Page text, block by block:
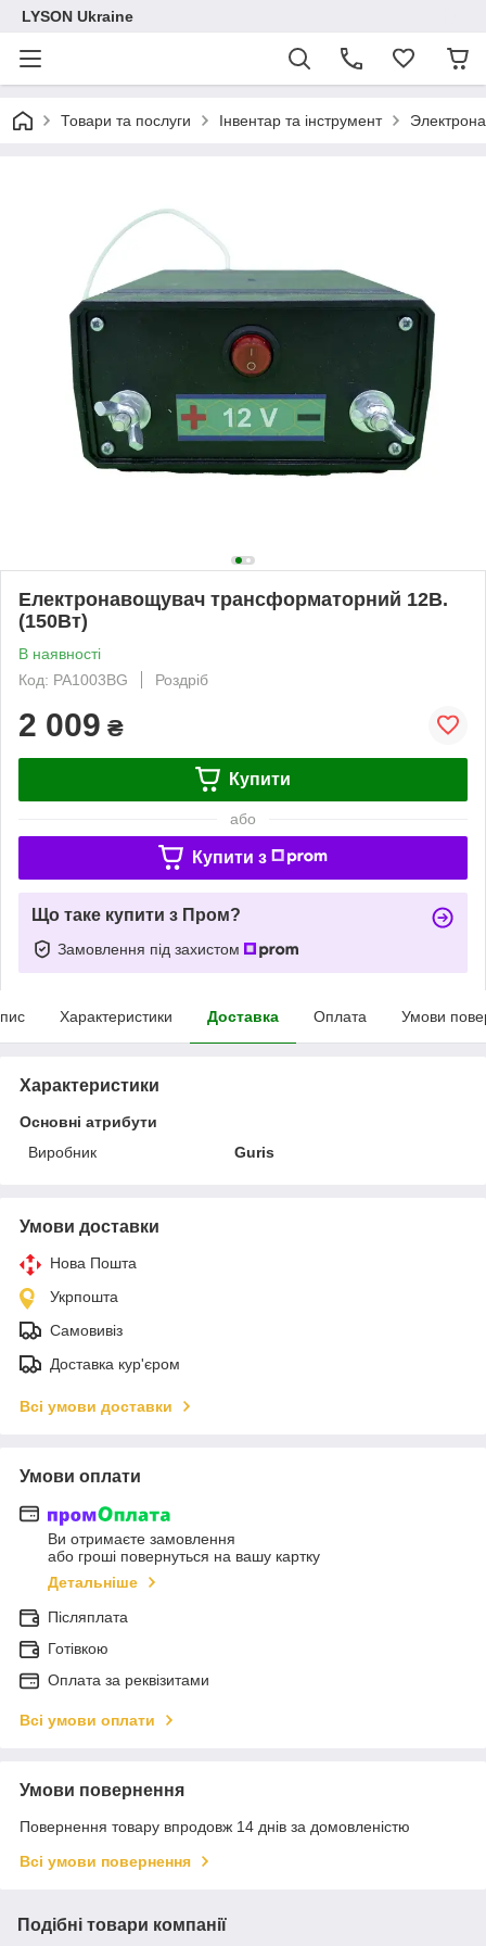
LYSON Ukraine
Товари та послуги Інвентар та інструмент
Електронавощувач трансформаторний 12В.
(150Вт)
В наявності
Код: PA1003BG
Роздріб
2 009 ₴
Купити
або
Купити з
Що таке купити з Пром?
Замовлення під захистом
Характеристики Доставка Оплата Умови
Характеристики
Основні атрибути
Виробник
Guris
Умови доставки
Нова Пошта
Укрпошта
Самовивіз
Доставка кур'єром
Всі умови доставки
Умови оплати
Ви отримаєте замовлення
або гроші повернуться на вашу картку
Детальніше
Післяплата
Готівкою
Оплата за реквізитами
Всі умови оплати
Умови повернення
Повернення товару впродовж 14 днів за домовленістю
Всі умови повернення
Подібні товари компанії